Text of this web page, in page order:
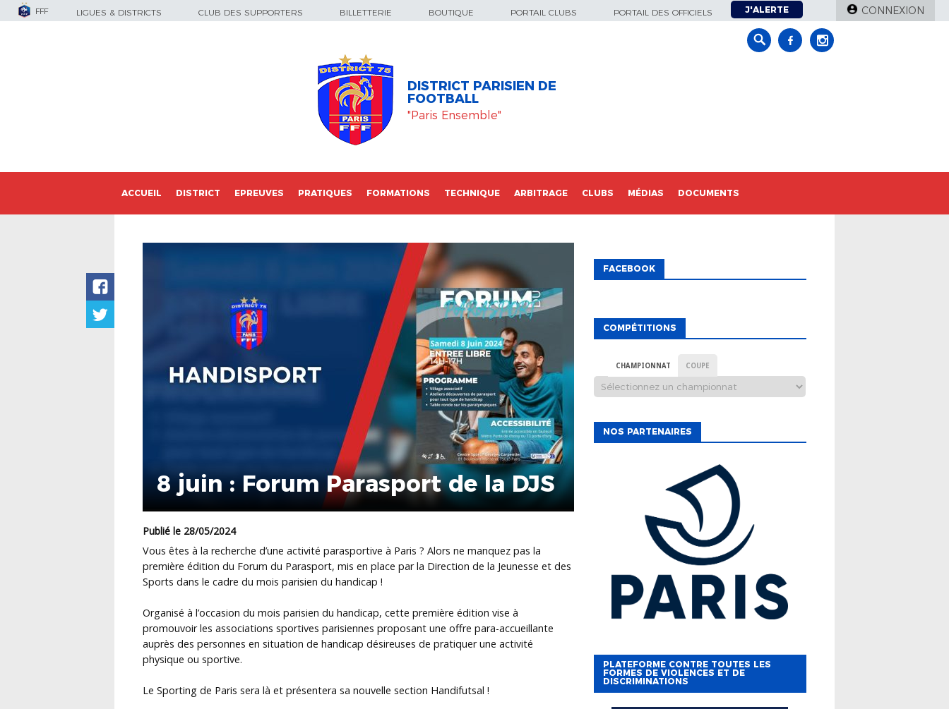
FFF LIGUES & DISTRICTS CLUB DES SUPPORTERS BILLETTERIE BOUTIQUE PORTAIL CLUBS PORTAIL DES OFFICIELS J'ALERTE CONNEXION
DISTRICT PARISIEN DE
FOOTBALL
"Paris Ensemble"
ACCUEIL DISTRICT EPREUVES PRATIQUES FORMATIONS TECHNIQUE ARBITRAGE CLUBS MÉDIAS DOCUMENTS
8 juin : Forum Parasport de la DJS
Publié le 28/05/2024
Vous êtes à la recherche d’une activité parasportive à Paris ? Alors ne manquez pas la
première édition du Forum du Parasport, mis en place par la Direction de la Jeunesse et des
Sports dans le cadre du mois parisien du handicap !
Organisé à l’occasion du mois parisien du handicap, cette première édition vise à
promouvoir les associations sportives parisiennes proposant une offre para-accueillante
auprès des personnes en situation de handicap désireuses de pratiquer une activité
physique ou sportive.
Le Sporting de Paris sera là et présentera sa nouvelle section Handifutsal !
FACEBOOK
COMPÉTITIONS
CHAMPIONNAT COUPE
NOS PARTENAIRES
PLATEFORME CONTRE TOUTES LES
FORMES DE VIOLENCES ET DE
DISCRIMINATIONS